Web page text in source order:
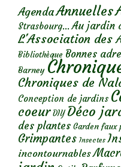
AgendaAnnuelles
Strasbourg... Au jardin
L'Association des
Bibliothèque Bonnes
Barney
Chroniques de
Conception de jardins
coeur DIY Déco
des plantes Garden faux
Grimpantes Insectes
incontournables